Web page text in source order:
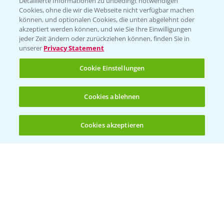
(noch 4)
Folgen Sie uns
Allgemeine Nutzungsbedingungen
Datenschutzerklärung
Cookies, ohne die wir die Webseite nicht verfügbar machen
können, und optionalen Cookies, die unten abgelehnt oder
akzeptiert werden können, und wie Sie Ihre Einwilligungen
jeder Zeit ändern oder zurückziehen können, finden Sie in
unserer Privacy Statement
Cookie Einstellungen
Cookies ablehnen
Cookies akzeptieren